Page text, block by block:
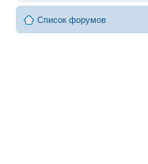
Список форумов